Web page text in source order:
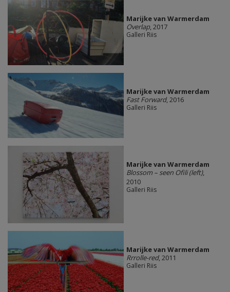
Marijke van Warmerdam
Overlap, 2017
Galleri Riis
Marijke van Warmerdam
Fast Forward, 2016
Galleri Riis
Marijke van Warmerdam
Blossom – seen Ofili (left),
2010
Galleri Riis
Marijke van Warmerdam
Rrrolle-red, 2011
Galleri Riis